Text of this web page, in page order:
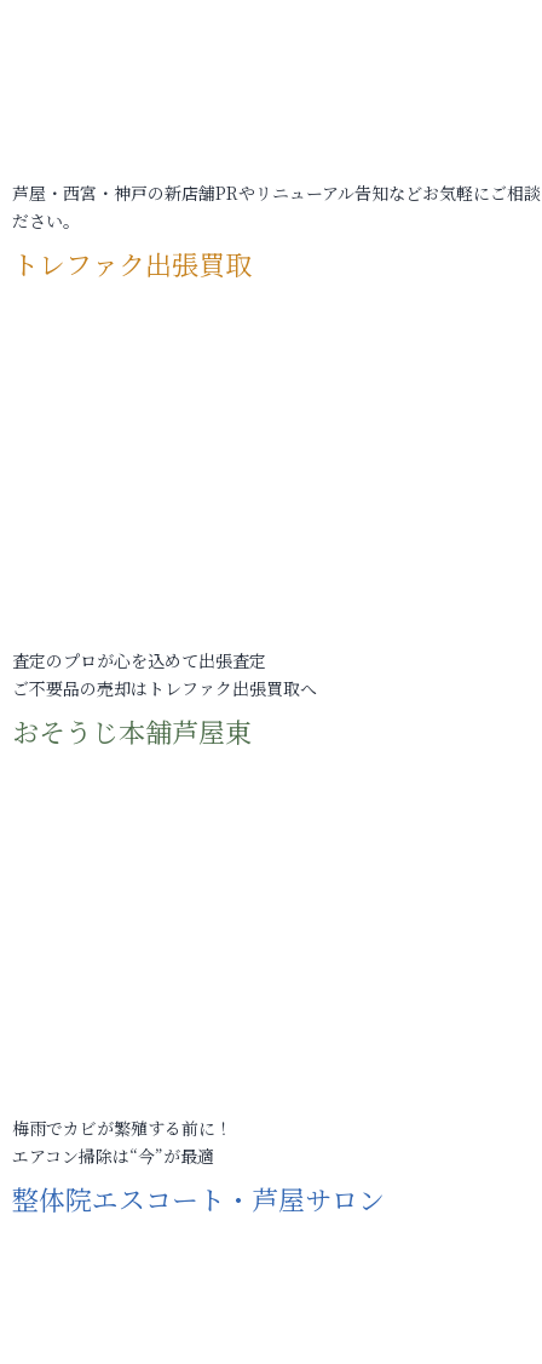
芦屋・西宮・神戸の新店舗PRやリニューアル告知などお気軽にご相
ださい。
トレファク出張買取
査定のプロが心を込めて出張査定
ご不要品の売却はトレファク出張買取へ
おそうじ本舗芦屋東
梅雨でカビが繁殖する前に！
エアコン掃除は“今”が最適
整体院エスコート・芦屋サロン